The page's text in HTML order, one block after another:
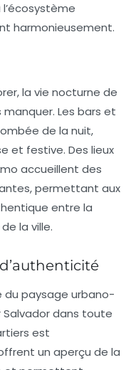
harmonieusement.
la vie nocturne de
Les bars et
de la nuit,
et festive. Des lieux
accueillent des
permettant aux
entre la
la ville.
paysage urbano-
Salvador dans toute
est
un aperçu de la